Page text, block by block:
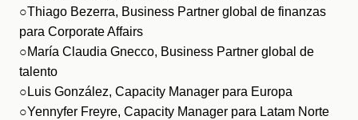
○Thiago Bezerra, Business Partner global de finanzas
para Corporate Affairs
○María Claudia Gnecco, Business Partner global de
talento
○Luis González, Capacity Manager para Europa
○Yennyfer Freyre, Capacity Manager para Latam Norte